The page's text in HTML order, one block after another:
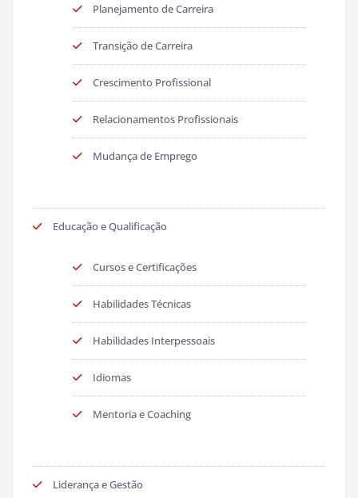
Planejamento de Carreira
Transição de Carreira
Crescimento Profissional
Relacionamentos Profissionais
Mudança de Emprego
Educação e Qualificação
Cursos e Certificações
Habilidades Técnicas
Habilidades Interpessoais
Idiomas
Mentoria e Coaching
Liderança e Gestão